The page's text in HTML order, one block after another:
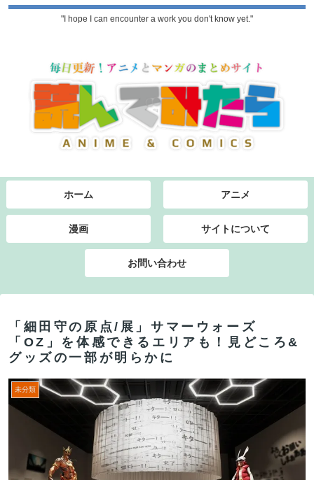
"I hope I can encounter a work you don't know yet."
ホーム アニメ
漫画 サイトについて
お問い合わせ
「細田守の原点/展」サマーウォーズ
「OZ」を体感できるエリアも！見どころ&
グッズの一部が明らかに
未分類